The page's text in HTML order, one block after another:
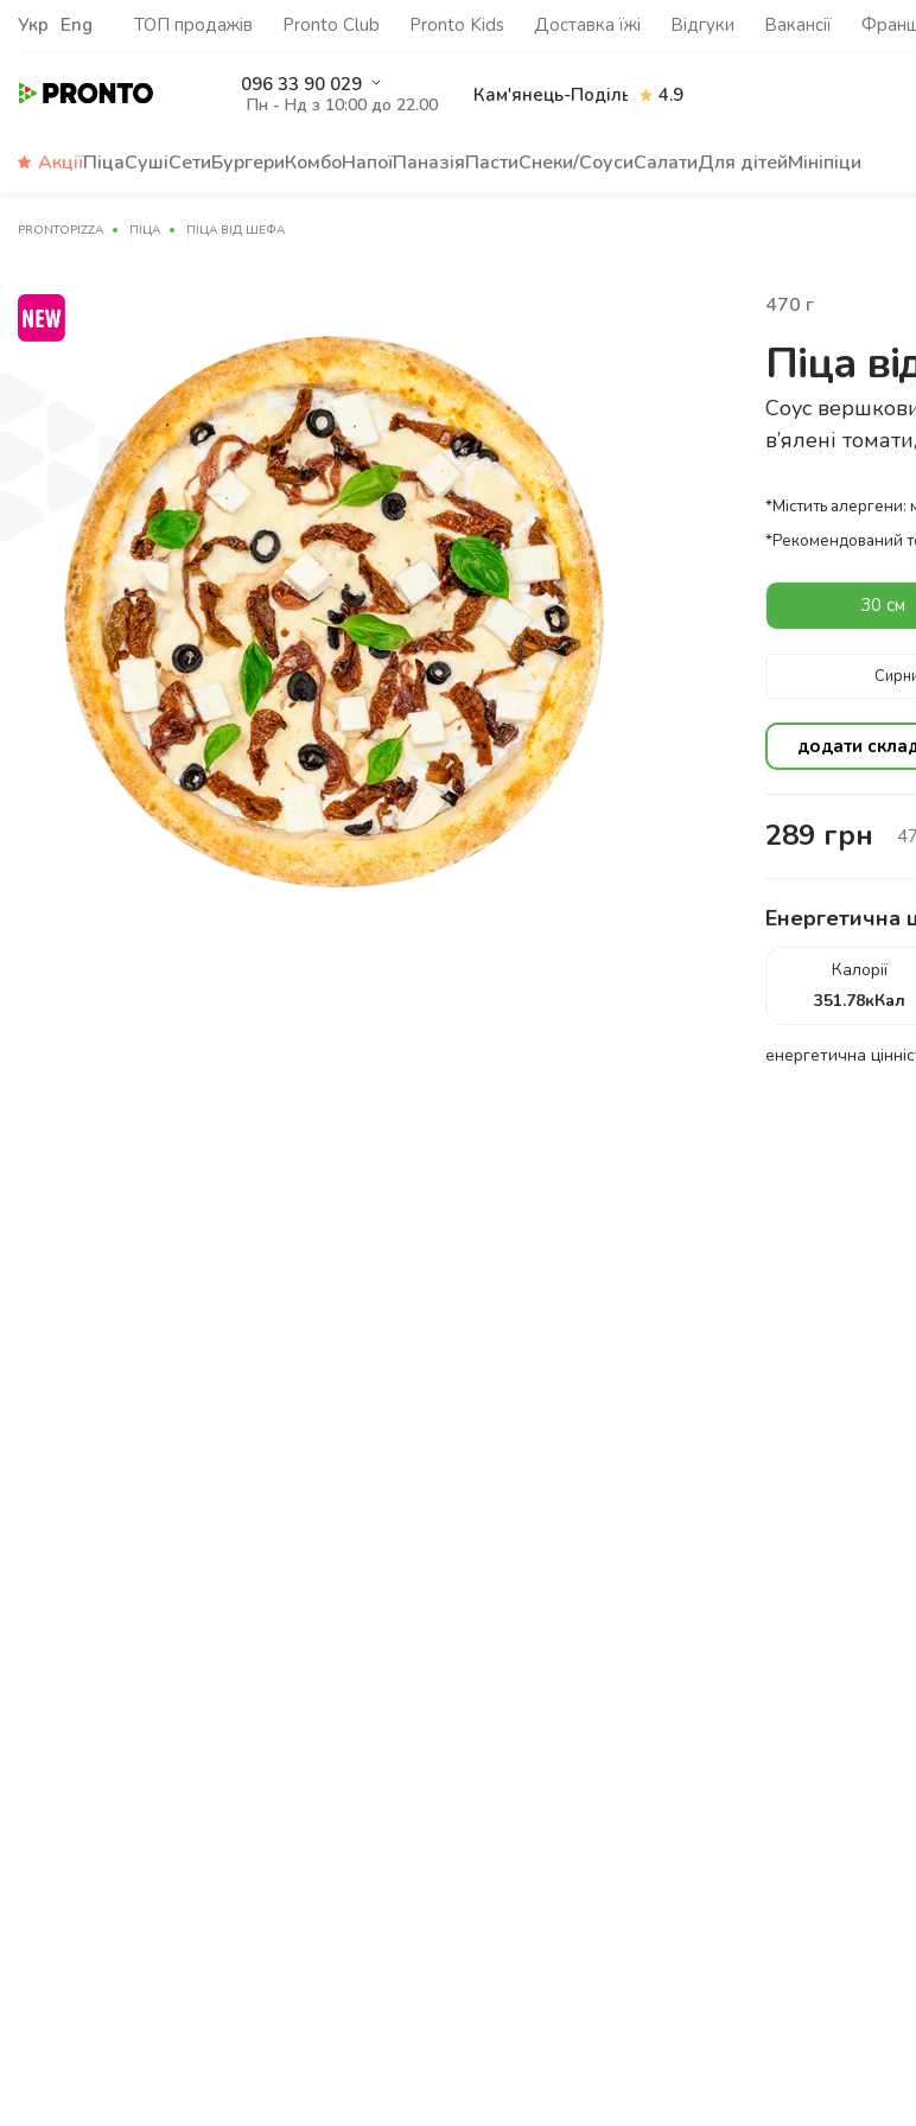
Укр Eng ТОП продажів Pronto Club Pronto Kids Доставка їжі Відгуки Вакансії
096 33 90 029
Пн - Нд з 10:00 до 22.00 Кам'янець-Подільський
4.9
АкціїПіцаСушіСетиБургериКомбоНапоїПаназіяПастиСнеки/СоусиСалатиДля дітейМініпіци
PRONTOPIZZA ПІЦА ПІЦА ВІД ШЕФА
470 г
Піца
Соус
в’ялені
*Містить алергени:
*Рекомендований
30 см
додати
289 грн
Енергетична
Калорії
351.78кКал
енергетична